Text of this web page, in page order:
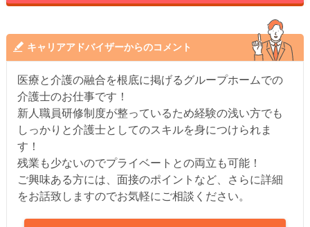
キャリアアドバイザーからのコメント
医療と介護の融合を根底に掲げるグループホームでの
介護士のお仕事です！
新人職員研修制度が整っているため経験の浅い方でも
しっかりと介護士としてのスキルを身につけられま
す！
残業も少ないのでプライベートとの両立も可能！
ご興味ある方には、面接のポイントなど、さらに詳細
をお話致しますのでお気軽にご相談ください。